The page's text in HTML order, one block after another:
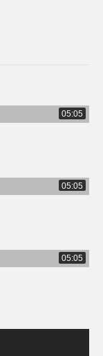
05:05
05:05
05:05